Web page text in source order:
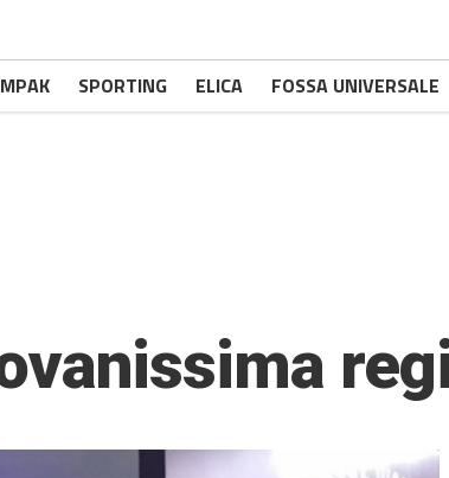
SPORTING ELICA FOSSA UNIVERSALE